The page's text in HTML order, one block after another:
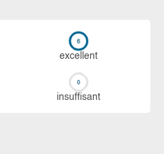
ex­cellent
in­suf­fi­sant